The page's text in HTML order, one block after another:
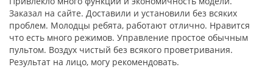
Заказал на сайте. Доставили и установили без всяких
проблем. Молодцы ребята, работают отлично. Нравится
что есть много режимов. Управление простое обычным
пультом. Воздух чистый без всякого проветривания.
Результат на лицо, могу рекомендовать.